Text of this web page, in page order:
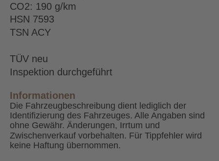
CO2: 190 g/km
HSN 7593
TSN ACY
TÜV neu
Inspektion durchgeführt
Informationen
Die Fahrzeugbeschreibung dient lediglich der
Identifizierung des Fahrzeuges. Alle Angaben sind
ohne Gewähr. Änderungen, Irrtum und
Zwischenverkauf vorbehalten. Für Tippfehler wird
keine Haftung übernommen.